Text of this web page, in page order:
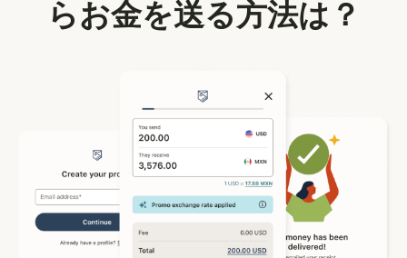
らお金を送る方法は？